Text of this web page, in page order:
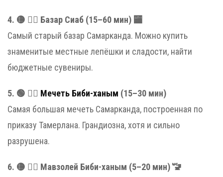
4. 🟡 🚶‍♂️ Базар Сиаб (15–60 мин) 🏧
Самый старый базар Самарканда. Можно купить
знаменитые местные лепёшки и сладости, найти
бюджетные сувениры.
5. 🟢 🚶‍♂️ Мечеть Биби-ханым (15–30 мин)
Самая большая мечеть Самарканда, построенная по
приказу Тамерлана. Грандиозна, хотя и сильно
разрушена.
6. 🟡 🚶‍♂️ Мавзолей Биби-ханым (5–20 мин) 🚾